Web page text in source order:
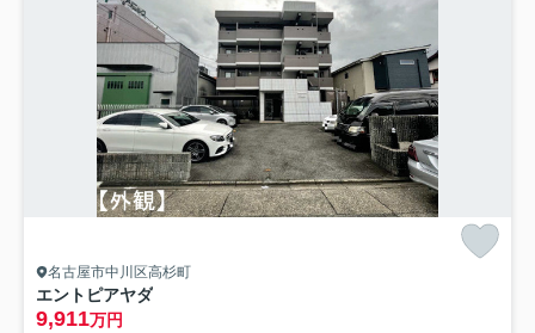
名古屋市中川区高杉町
エントピアヤダ
9,911万円